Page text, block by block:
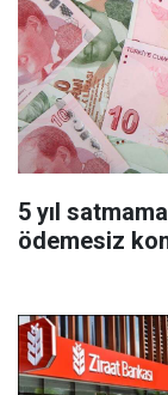
5 yıl
ödemesiz